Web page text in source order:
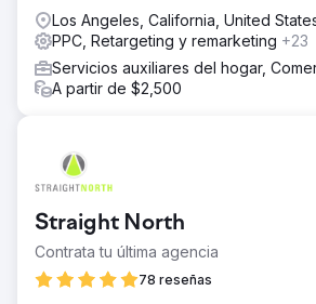
Los Angeles, California, United
PPC, Retargeting y remarketing +23
Servicios auxiliares del hogar,
A partir de $2,500
Straight North
Contrata tu última agencia
78 reseñas